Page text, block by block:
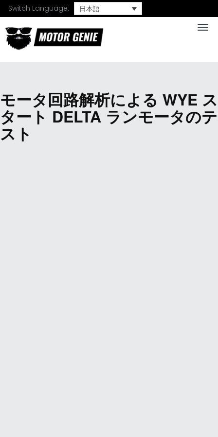
Switch Language:
日本語
モータ回路解析による WYE ス
タート DELTA ランモータのテ
スト